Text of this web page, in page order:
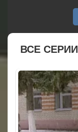
ВСЕ СЕРИИ